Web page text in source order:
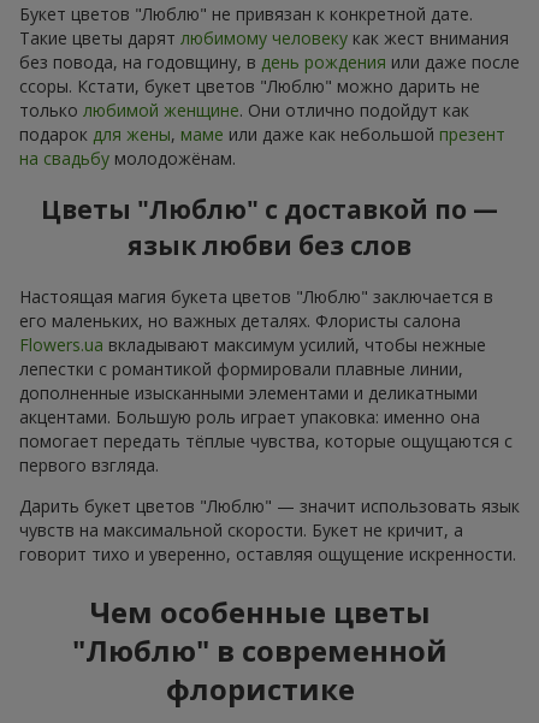
Букет цветов "Люблю" не привязан к конкретной дате.
Такие цветы дарят любимому человеку как жест внимания
без повода, на годовщину, в день рождения или даже после
ссоры. Кстати, букет цветов "Люблю" можно дарить не
только любимой женщине. Они отлично подойдут как
подарок для жены, маме или даже как небольшой презент
на свадьбу молодожёнам.
Цветы "Люблю" с доставкой по —
язык любви без слов
Настоящая магия букета цветов "Люблю" заключается в
его маленьких, но важных деталях. Флористы салона
Flowers.ua вкладывают максимум усилий, чтобы нежные
лепестки с романтикой формировали плавные линии,
дополненные изысканными элементами и деликатными
акцентами. Большую роль играет упаковка: именно она
помогает передать тёплые чувства, которые ощущаются с
первого взгляда.
Дарить букет цветов "Люблю" — значит использовать язык
чувств на максимальной скорости. Букет не кричит, а
говорит тихо и уверенно, оставляя ощущение искренности.
Чем особенные цветы
"Люблю" в современной
флористике